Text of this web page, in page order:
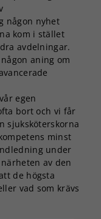
någon nyhet
kom i stället
avdelningar.
aning om
egen
bort och vi får
sjuksköterskorna
minst
under
av den
de högsta
vad som krävs